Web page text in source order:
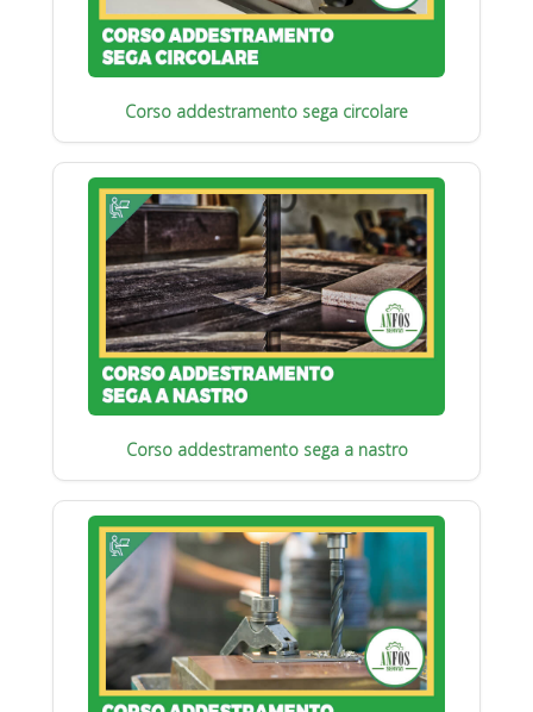
Corso addestramento sega circolare
Corso addestramento sega a nastro